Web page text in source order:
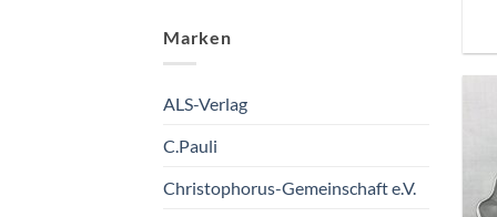
Marken
ALS-Verlag
C.Pauli
Christophorus-Gemeinschaft e.V.